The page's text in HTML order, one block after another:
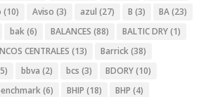
(10) Aviso (3) azul (27) B (3) BA(23)
bak(6) BALANCES (88) BALTIC DRY(1)
CENTRALES (13) Barrick(38)
bbva (2) bcs (3) BDORY(10)
(6) BHIP (18) BHP (4)